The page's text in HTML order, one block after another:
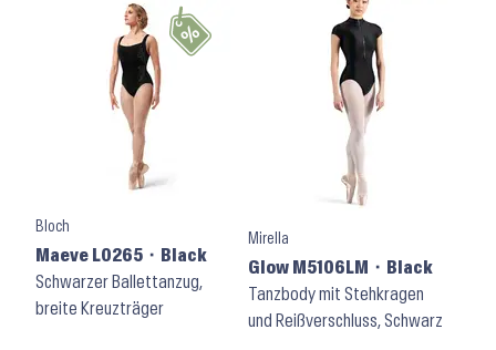
Bloch
Maeve L0265 ⬝ Black
Schwarzer Ballettanzug,
breite Kreuzträger
Mirella
Glow M5106LM ⬝ Black
Tanzbody mit Stehkragen
und Reißverschluss, Schwarz